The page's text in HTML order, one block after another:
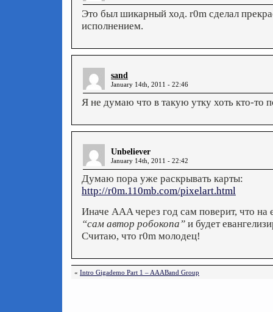
Это был шикарный ход. r0m сделал
исполнением.
sand
January 14th, 2011 - 22:46
Я не думаю что в такую утку хоть кто-
Unbeliever
January 14th, 2011 - 22:42
Думаю пора уже раскрывать карты:
http://r0m.110mb.com/pixelart.html
Иначе AAA через год сам поверит, что на
“сам автор робокопа” и будет
Считаю, что r0m молодец!
« Intro Gigademo Part 1 – AAABand Group